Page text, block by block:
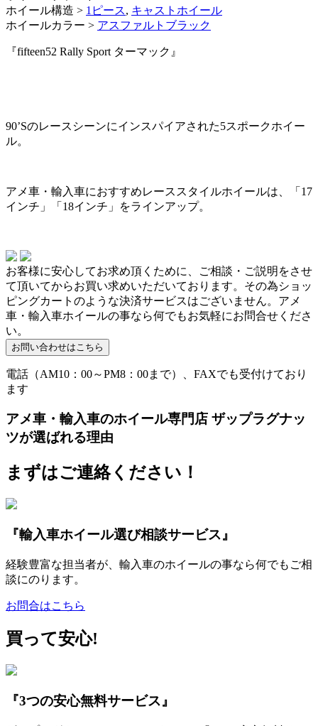
ホイール構造 > 1ピース, キャストホイール
ホイールカラー > アスファルトブラック
『fifteen52 Rally Sport ターマック』
90’Sのレースシーンにインスパイアされた5スポークホイー
ル。
アメ車・輸入車におすすめレーススタイルホイールは、「17
インチ」「18インチ」をラインアップ。
お客様に安心してお求め頂くために、ご相談・ご説明をさせ
て頂いてからお買い求めいただいております。その為ショッ
ピングカートのような決済サービスはございません。アメ
車・輸入車ホイールの事なら何でもお気軽にお問合せくださ
い。
電話（AM10：00～PM8：00まで）、FAXでも受付けており
ます
アメ車・輸入車のホイール専門店 ザップラグナッ
ツが選ばれる理由
まずはご連絡ください！
『輸入車ホイール選び相談サービス』
経験豊富な担当者が、輸入車のホイールの事なら何でもご相
談にのります。
お問合はこちら
買って安心!
『3つの安心無料サービス』